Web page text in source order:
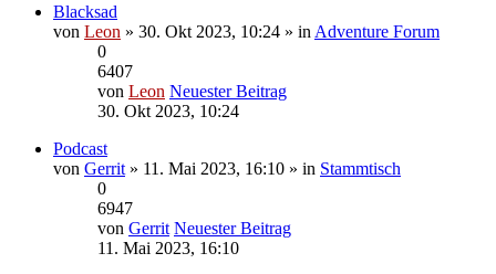
Blacksad
von Leon » 30. Okt 2023, 10:24 » in Adventure Forum
0
6407
von Leon Neuester Beitrag
30. Okt 2023, 10:24
Podcast
von Gerrit » 11. Mai 2023, 16:10 » in Stammtisch
0
6947
von Gerrit Neuester Beitrag
11. Mai 2023, 16:10